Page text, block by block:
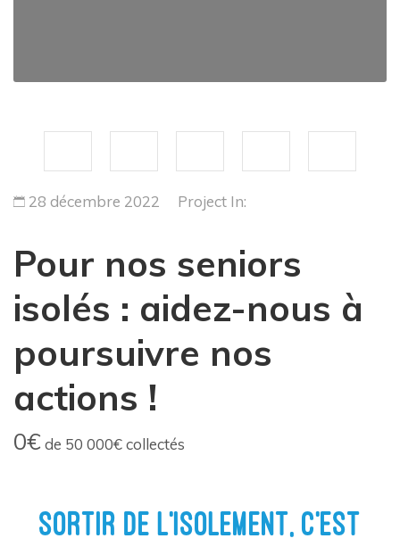
28 décembre 2022 Project In:
Pour nos seniors
isolés : aidez-nous à
poursuivre nos
actions !
0€de 50 000€collectés
SORTIR DE L’ISOLEMENT, C’EST